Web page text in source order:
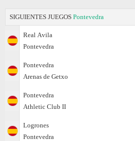
SIGUIENTES JUEGOS Pontevedra
Real Аvila
Pontevedra
Pontevedra
Arenas de Getxo
Pontevedra
Athletic Club II
Logrones
Pontevedra